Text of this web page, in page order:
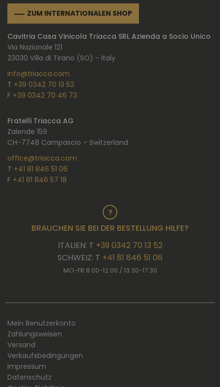
ZUM INTERNATIONALEN SHOP
Cavitria Casa Vinicola Triacca SRL Azienda a Socio Unico
Via Nazionale 121
23030 Villa di Tirano (SO) - Italy
info@triacca.com
T +39 0342 70 13 52
F +39 0342 70 46 73
Fratelli Triacca AG
Zalende 159
CH-7748 Campascio – Switzerland
office@triacca.com
T +41 81 846 51 06
F +41 81 846 57 18
BRAUCHEN SIE BEI DER BESTELLUNG HILFE?
ITALIEN: T +39 0342 70 13 52
SCHWEIZ: T +41 81 846 51 06
MO-FR 8.00-12.00 / 13.30-17.30
Mein Benutzerkonto
Zahlungsweisen
Versand
Verkaufsbedingungen
Impressum
Datenschutz